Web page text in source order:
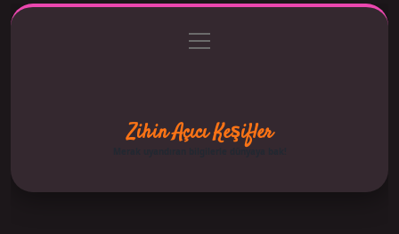
Gizlilik Politikası
menüyü
aç
Zihin Açıcı Keşifler
Merak uyandıran bilgilerle dünyaya bak!